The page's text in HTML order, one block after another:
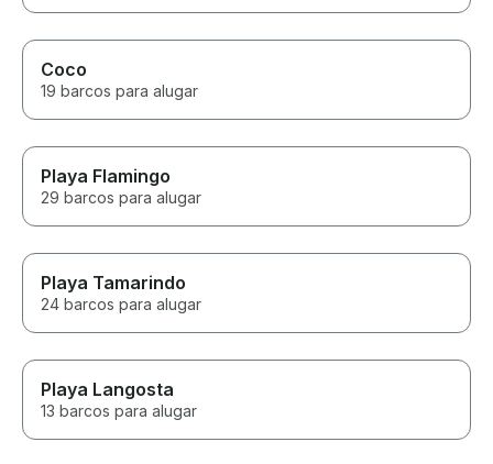
Coco
19 barcos para alugar
Playa Flamingo
29 barcos para alugar
Playa Tamarindo
24 barcos para alugar
Playa Langosta
13 barcos para alugar